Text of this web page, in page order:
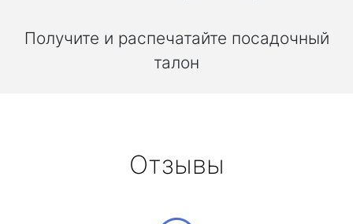
Получите и распечатайте посадочный
талон
Отзывы